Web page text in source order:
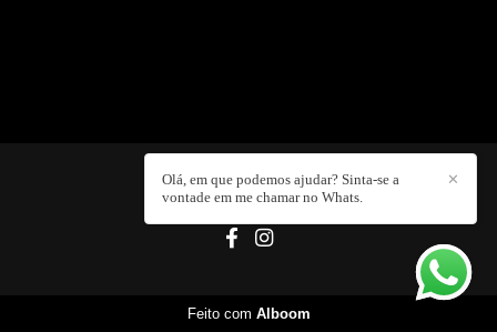
CLEITON/CONTATO
✕
Olá, em que podemos ajudar? Sinta-se a
vontade em me chamar no Whats.
Feito com Alboom